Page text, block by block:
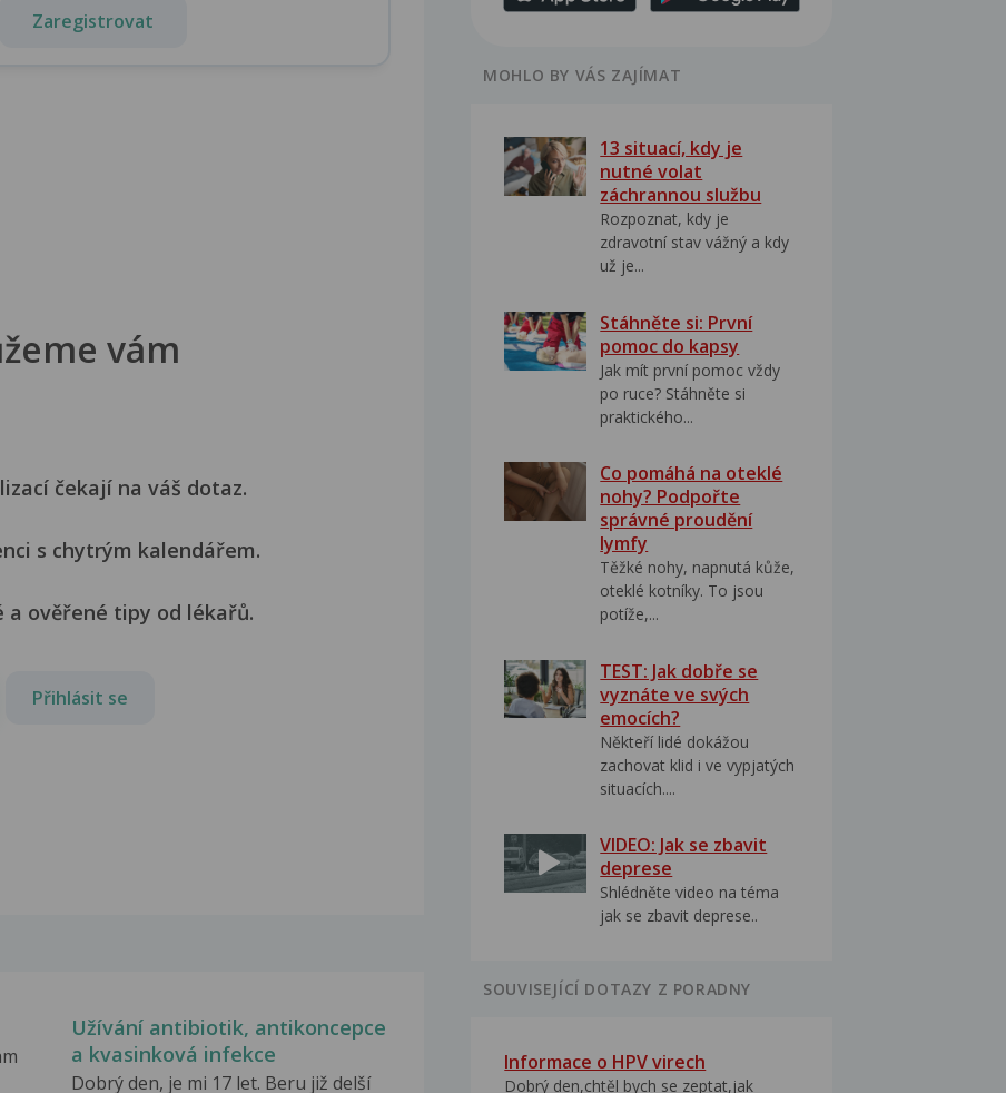
Zaregistrovat
vám
čekají na váš dotaz.
s chytrým kalendářem.
ověřené tipy od lékařů.
Přihlásit se
Užívání antibiotik, antikoncepce
a kvasinková infekce
Dobrý den, je mi 17 let. Beru již delší
MOHLO BY VÁS ZAJÍMAT
13 situací, kdy je
nutné volat
záchrannou službu
Rozpoznat, kdy je
zdravotní stav vážný a kdy
už je...
Stáhněte si: První
pomoc do kapsy
Jak mít první pomoc vždy
po ruce? Stáhněte si
praktického...
Co pomáhá na oteklé
nohy? Podpořte
správné proudění
lymfy
Těžké nohy, napnutá kůže,
oteklé kotníky. To jsou
potíže,...
TEST: Jak dobře se
vyznáte ve svých
emocích?
Někteří lidé dokážou
zachovat klid i ve vypjatých
situacích....
VIDEO: Jak se zbavit
deprese
Shlédněte video na téma
jak se zbavit deprese..
SOUVISEJÍCÍ DOTAZY Z PORADNY
Informace o HPV virech
Dobrý den,chtěl bych se zeptat,jak